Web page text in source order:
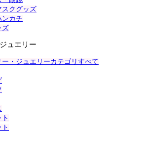
スクグッズ
ンカチ
ズ
ュエリー
ー・ジュエリーカテゴリすべて